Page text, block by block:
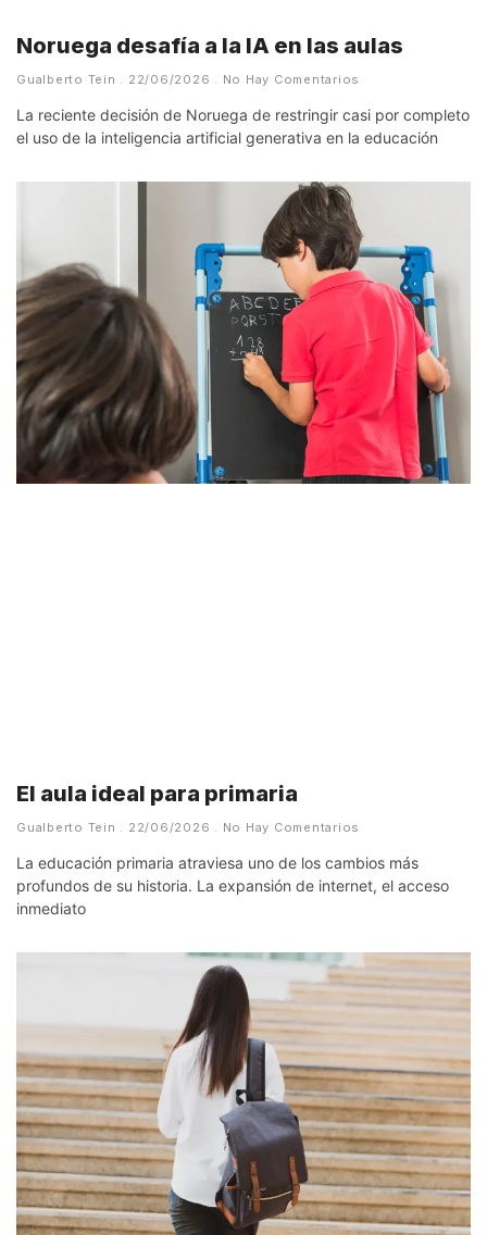
Noruega desafía a la IA en las aulas
Gualberto Tein 22/06/2026 No Hay Comentarios
La reciente decisión de Noruega de restringir casi por completo
el uso de la inteligencia artificial generativa en la educación
El aula ideal para primaria
Gualberto Tein 22/06/2026 No Hay Comentarios
La educación primaria atraviesa uno de los cambios más
profundos de su historia. La expansión de internet, el acceso
inmediato